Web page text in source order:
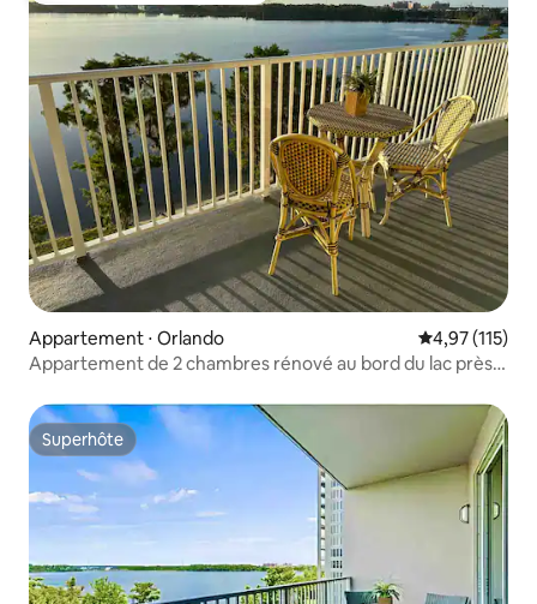
Appartement ⋅ Orlando Évaluation
4,97 (115)
Appartement de 2 chambres rénové au bord du lac près
Superhôte
Superhôte